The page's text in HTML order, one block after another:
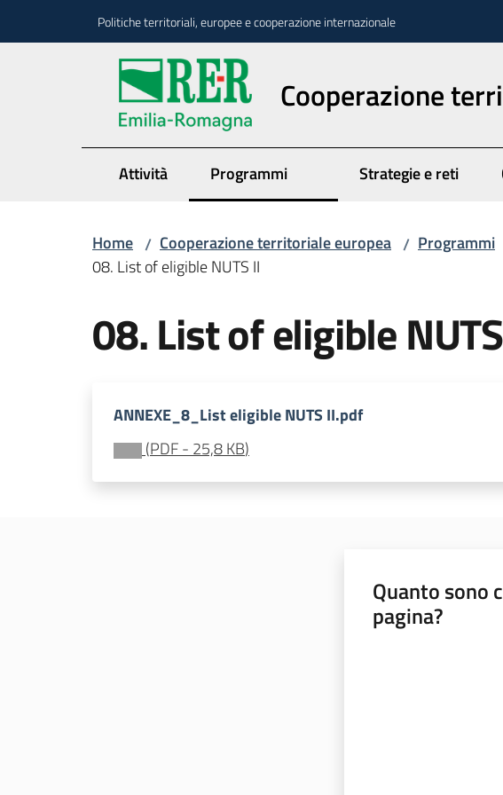
Politiche territoriali, europee e cooperazione internazionale
Cooperazione
Attività Programmi Strategie e reti
Home / Cooperazione territoriale europea / Programmi
08. List of eligible NUTS II
08. List of eligible
ANNEXE_8_List eligible NUTS II.pdf
(PDF- 25,8 KB)
Quanto sono
pagina?